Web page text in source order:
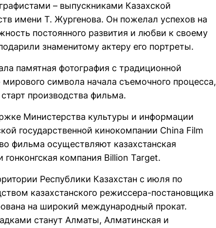
– выпускниками Казахской
имени Т. Жургенова. Он пожелал успехов на
постоянного развития и любви к своему
знаменитому актеру его портреты.
памятная фотография с традиционной
символа начала съемочного процесса,
производства фильма.
Министерства культуры и информации
государственной кинокомпании China Film
фильма осуществляют казахстанская
компания Billion Target.
Республики Казахстан с июля по
казахстанского режиссера-постановщика
на широкий международный прокат.
станут Алматы, Алматинская и